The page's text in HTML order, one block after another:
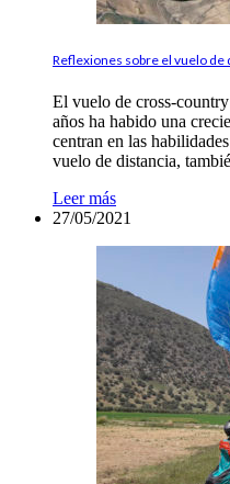
Reflexiones sobre el vuelo de
El vuelo de cross-
años ha habido una
centran en las
vuelo de distancia,
Leer más
27/05/2021